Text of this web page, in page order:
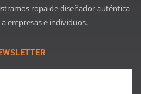
ropa de diseñador auténtica
empresas e individuos.